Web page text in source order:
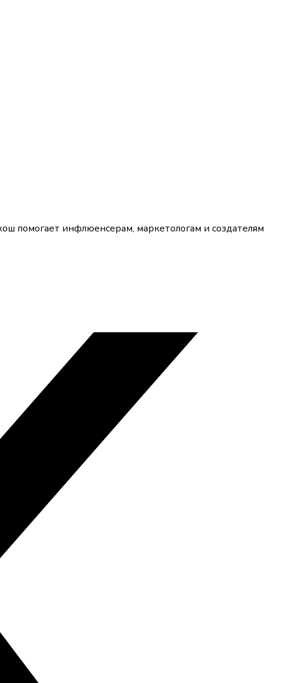
помогает инфлюенсерам, маркетологам и создателям